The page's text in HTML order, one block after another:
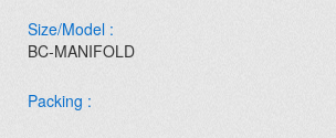
Size/Model :
BC-MANIFOLD
Packing :